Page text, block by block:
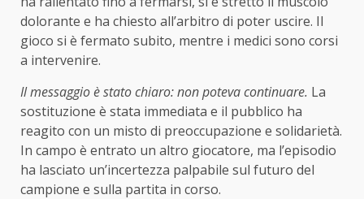
dolorante e ha chiesto all’arbitro di poter uscire. Il
gioco si è fermato subito, mentre i medici sono corsi
a intervenire.
Il messaggio è stato chiaro: non poteva continuare. La
sostituzione è stata immediata e il pubblico ha
reagito con un misto di preoccupazione e solidarietà.
In campo è entrato un altro giocatore, ma l’episodio
ha lasciato un’incertezza palpabile sul futuro del
campione e sulla partita in corso.